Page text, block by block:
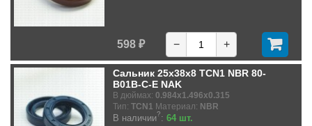
598 ₽ − +
Сальник 25x38x8 TCN1 NBR 80-
B01B-C-E NAK
В дюймах: 0.984x1.496x0.315
Тип: TCN1 Материал: NBR
В наличии?: 64 шт.